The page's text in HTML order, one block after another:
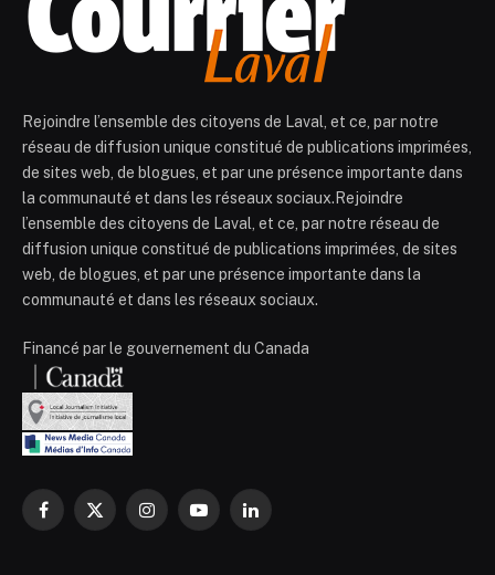
Rejoindre l’ensemble des citoyens de Laval, et ce, par notre
réseau de diffusion unique constitué de publications imprimées,
de sites web, de blogues, et par une présence importante dans
la communauté et dans les réseaux sociaux.Rejoindre
l’ensemble des citoyens de Laval, et ce, par notre réseau de
diffusion unique constitué de publications imprimées, de sites
web, de blogues, et par une présence importante dans la
communauté et dans les réseaux sociaux.
Financé par le gouvernement du Canada
Facebook
X
InstagramYouTubeLinkedIn